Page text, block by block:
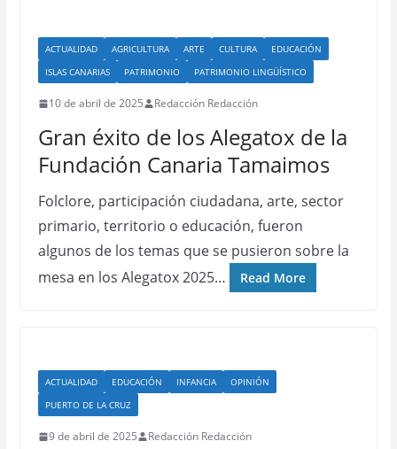
ACTUALIDAD AGRICULTURA ARTE CULTURA
EDUCACIÓN
ISLAS CANARIAS
PATRIMONIO PATRIMONIO LINGÜÍSTICO
10 de abril de 2025 Redacción Redacción
Gran éxito de los Alegatox de la
Fundación Canaria Tamaimos
Folclore, participación ciudadana, arte, sector
primario, territorio o educación, fueron
algunos de los temas que se pusieron sobre la
mesa en los Alegatox 2025…
Read More
ACTUALIDAD EDUCACIÓN INFANCIA
OPINIÓN
PUERTO DE LA CRUZ
9 de abril de 2025 Redacción Redacción